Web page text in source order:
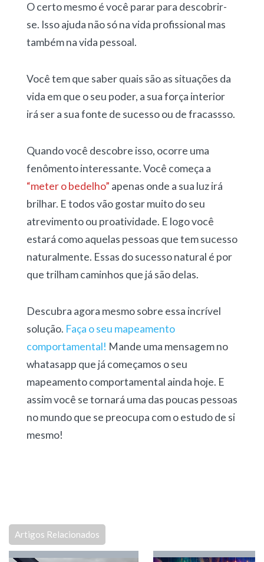
O certo mesmo é você parar para descobrir-
se. Isso ajuda não só na vida profissional mas
também na vida pessoal.
Você tem que saber quais são as situações da
vida em que o seu poder, a sua força interior
irá ser a sua fonte de sucesso ou de fracassso.
Quando você descobre isso, ocorre uma
fenômento interessante. Você começa a
“meter o bedelho” apenas onde a sua luz irá
brilhar. E todos vão gostar muito do seu
atrevimento ou proatividade. E logo você
estará como aquelas pessoas que tem sucesso
naturalmente. Essas do sucesso natural é por
que trilham caminhos que já são delas.
Descubra agora mesmo sobre essa incrível
solução. Faça o seu mapeamento
comportamental! Mande uma mensagem no
whatasapp que já começamos o seu
mapeamento comportamental ainda hoje. E
assim você se tornará uma das poucas pessoas
no mundo que se preocupa com o estudo de si
mesmo!
Artigos Relacionados